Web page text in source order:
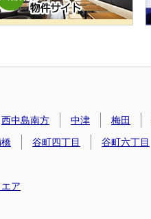
西中島南方 中津 梅田
谷町四丁目 谷町六丁目
ア